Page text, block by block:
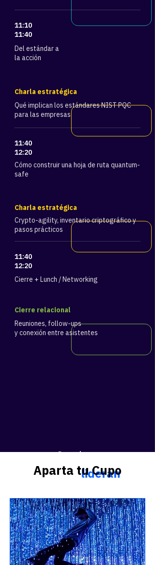
11:10
11:40
Del estándar a
la acción
Charla estratégica
Qué implican los estándares NIST PQC
para las empresas
11:40
12:20
Cómo construir una hoja de ruta quantum-
safe
Charla estratégica
Crypto-agility, inventario criptográfico y
pasos prácticos
11:40
12:20
Cierre + Lunch / Networking
​Cierre relacional
Reuniones, follow-ups
y conexión entre asistentes
Speakers
Voces quelideranla
Aparta tu Cupo